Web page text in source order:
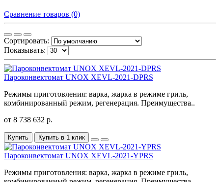
Сравнение товаров (0)
Сортировать:
Показывать:
Пароконвектомат UNOX XEVL-2021-DPRS
Режимы приготовления: варка, жарка в режиме гриль,
комбинированный режим, регенерация. Преимущества..
от 8 738 632 р.
Купить Купить в 1 клик
Пароконвектомат UNOX XEVL-2021-YPRS
Режимы приготовления: варка, жарка в режиме гриль,